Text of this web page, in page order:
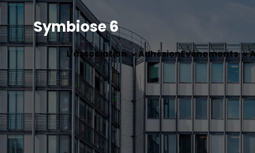
Symbiose 6
L’association AdhésionEvénements